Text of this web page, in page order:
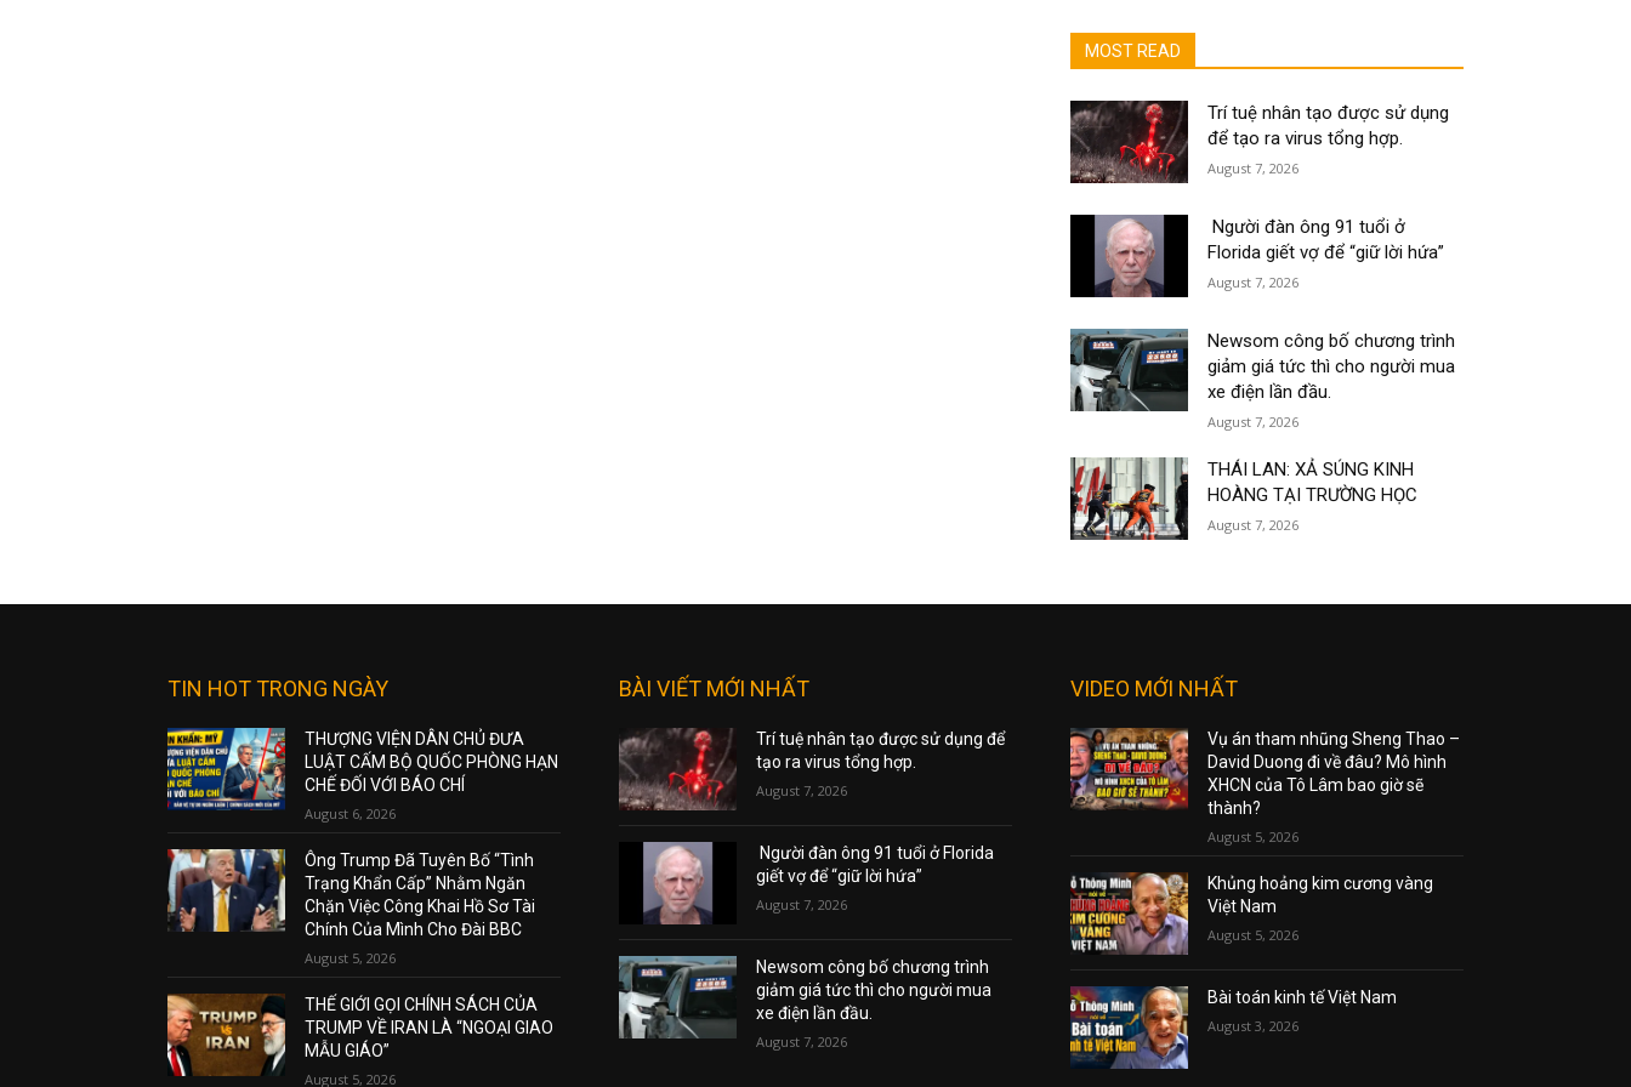
MOST READ
Trí tuệ nhân tạo được sử dụng
để tạo ra virus tổng hợp.
August 7, 2026
Người đàn ông 91 tuổi ở
Florida giết vợ để “giữ lời hứa”
August 7, 2026
Newsom công bố chương trình
giảm giá tức thì cho người mua
xe điện lần đầu.
August 7, 2026
THÁI LAN: XẢ SÚNG KINH
HOÀNG TẠI TRƯỜNG HỌC
August 7, 2026
TIN HOT TRONG NGÀY
THƯỢNG VIỆN DÂN CHỦ ĐƯA
LUẬT CẤM BỘ QUỐC PHÒNG HẠN
CHẾ ĐỐI VỚI BÁO CHÍ
August 6, 2026
Ông Trump Đã Tuyên Bố “Tình
Trạng Khẩn Cấp” Nhằm Ngăn
Chặn Việc Công Khai Hồ Sơ Tài
Chính Của Mình Cho Đài BBC
August 5, 2026
THẾ GIỚI GỌI CHÍNH SÁCH CỦA
TRUMP VỀ IRAN LÀ “NGOẠI GIAO
MẪU GIÁO”
August 5, 2026
BÀI VIẾT MỚI NHẤT
Trí tuệ nhân tạo được sử dụng để
tạo ra virus tổng hợp.
August 7, 2026
Người đàn ông 91 tuổi ở Florida
giết vợ để “giữ lời hứa”
August 7, 2026
Newsom công bố chương trình
giảm giá tức thì cho người mua
xe điện lần đầu.
August 7, 2026
VIDEO MỚI NHẤT
Vụ án tham nhũng Sheng Thao –
David Duong đi về đâu? Mô hình
XHCN của Tô Lâm bao giờ sẽ
thành?
August 5, 2026
Khủng hoảng kim cương vàng
Việt Nam
August 5, 2026
Bài toán kinh tế Việt Nam
August 3, 2026